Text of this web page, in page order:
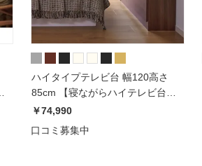
ハイタイプテレビ台 幅120高さ
85cm 【寝ながらハイテレビ台シ
リーズ】
￥74,990
口コミ募集中